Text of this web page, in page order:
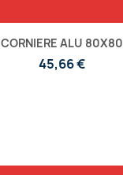
CORNIERE ALU 80X80
45,66 €